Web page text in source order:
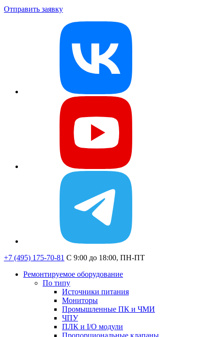
Отправить заявку
+7 (495) 175-70-81 C 9:00 до 18:00, ПН-ПТ
Ремонтируемое оборудование
По типу
Источники питания
Мониторы
Промышленные ПК и ЧМИ
ЧПУ
ПЛК и I/O модули
Пропорциональные клапаны